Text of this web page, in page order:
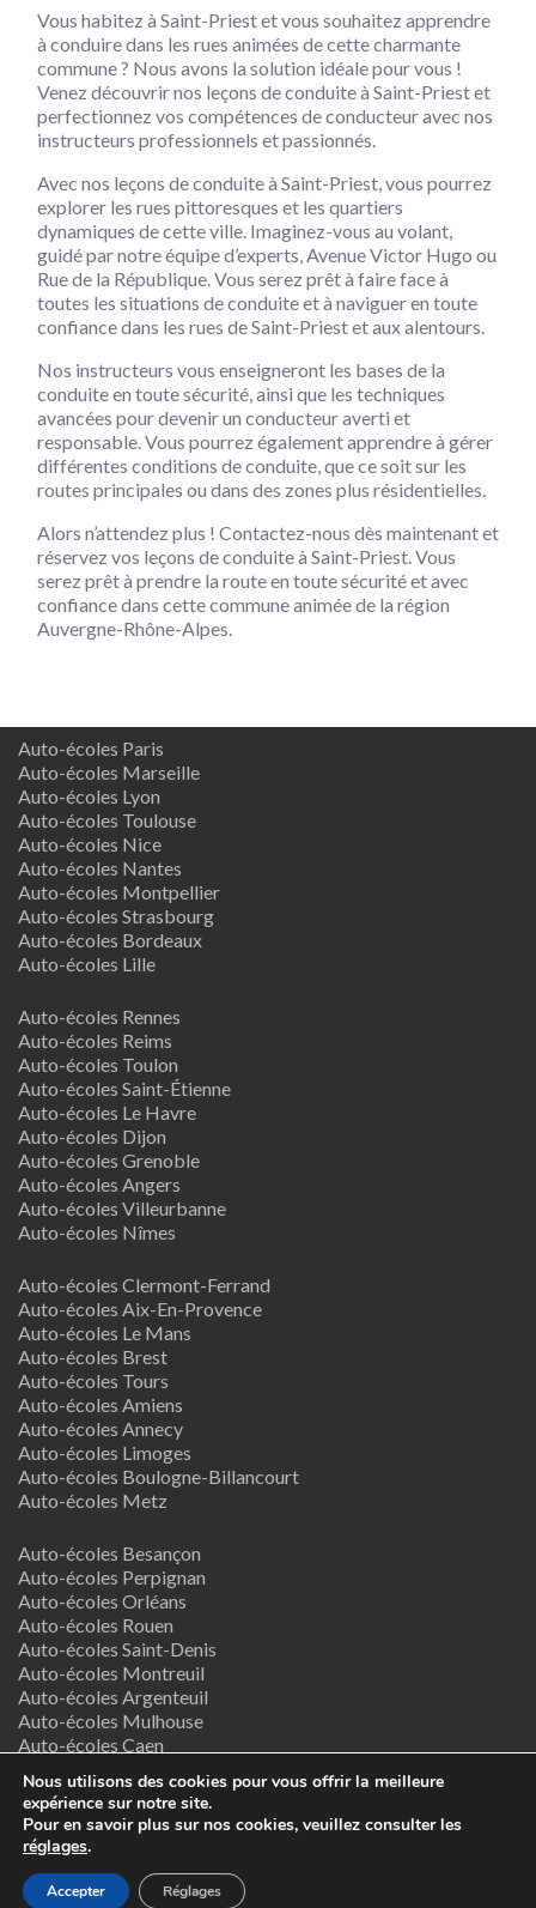
Vous habitez à Saint-Priest et vous souhaitez apprendre
à conduire dans les rues animées de cette charmante
commune ? Nous avons la solution idéale pour vous !
Venez découvrir nos leçons de conduite à Saint-Priest et
perfectionnez vos compétences de conducteur avec nos
instructeurs professionnels et passionnés.
Avec nos leçons de conduite à Saint-Priest, vous pourrez
explorer les rues pittoresques et les quartiers
dynamiques de cette ville. Imaginez-vous au volant,
guidé par notre équipe d’experts, Avenue Victor Hugo ou
Rue de la République. Vous serez prêt à faire face à
toutes les situations de conduite et à naviguer en toute
confiance dans les rues de Saint-Priest et aux alentours.
Nos instructeurs vous enseigneront les bases de la
conduite en toute sécurité, ainsi que les techniques
avancées pour devenir un conducteur averti et
responsable. Vous pourrez également apprendre à gérer
différentes conditions de conduite, que ce soit sur les
routes principales ou dans des zones plus résidentielles.
Alors n’attendez plus ! Contactez-nous dès maintenant et
réservez vos leçons de conduite à Saint-Priest. Vous
serez prêt à prendre la route en toute sécurité et avec
confiance dans cette commune animée de la région
Auvergne-Rhône-Alpes.
Auto-écoles Paris
Auto-écoles Marseille
Auto-écoles Lyon
Auto-écoles Toulouse
Auto-écoles Nice
Auto-écoles Nantes
Auto-écoles Montpellier
Auto-écoles Strasbourg
Auto-écoles Bordeaux
Auto-écoles Lille
Auto-écoles Rennes
Auto-écoles Reims
Auto-écoles Toulon
Auto-écoles Saint-Étienne
Auto-écoles Le Havre
Auto-écoles Dijon
Auto-écoles Grenoble
Auto-écoles Angers
Auto-écoles Villeurbanne
Auto-écoles Nîmes
Auto-écoles Clermont-Ferrand
Auto-écoles Aix-En-Provence
Auto-écoles Le Mans
Auto-écoles Brest
Auto-écoles Tours
Auto-écoles Amiens
Auto-écoles Annecy
Auto-écoles Limoges
Auto-écoles Boulogne-Billancourt
Auto-écoles Metz
Auto-écoles Besançon
Auto-écoles Perpignan
Auto-écoles Orléans
Auto-écoles Rouen
Auto-écoles Saint-Denis
Auto-écoles Montreuil
Auto-écoles Argenteuil
Auto-écoles Mulhouse
Auto-écoles Caen
Termes & Conditions
Copyright © 2026Supreme Directory Theme
WordPress
Nous utilisons des cookies pour vous offrir la meilleure
expérience sur notre site.
Pour en savoir plus sur nos cookies, veuillez consulter les
réglages.
Accepter Réglages